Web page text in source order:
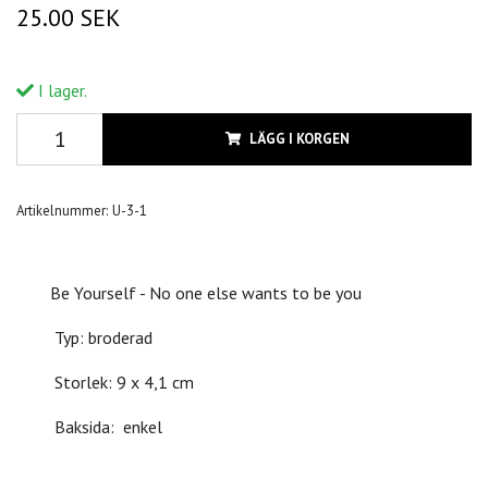
25.00 SEK
I lager.
LÄGG I KORGEN
Artikelnummer: U-3-1
Be Yourself - No one else wants to be you
Typ: broderad
Storlek: 9 x 4,1 cm
Baksida: enkel